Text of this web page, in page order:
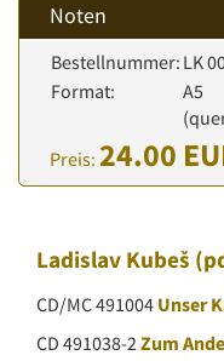
Noten
Bestellnummer: LK
Format:
A5
Preis: 24.00
Ladislav Kubeš
CD/MC 491004 Unser
CD 491038-2Zum